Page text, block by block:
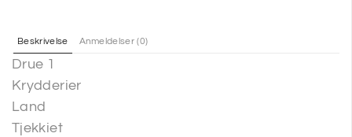
Beskrivelse Anmeldelser (0)
Drue 1
Krydderier
Land
Tjekkiet